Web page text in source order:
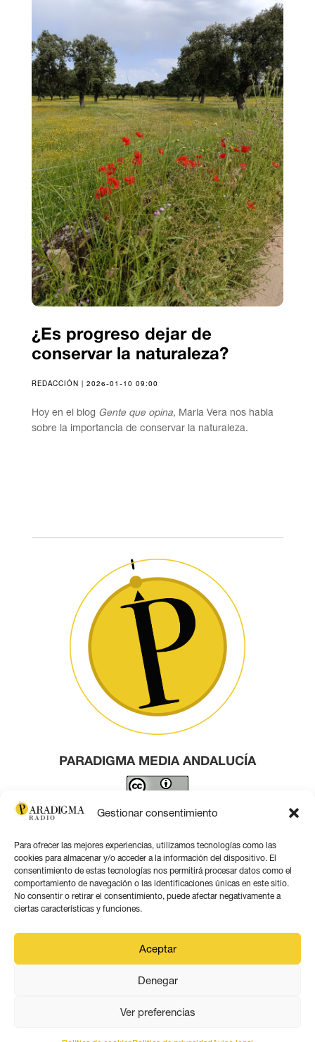
Gestionar consentimiento
Para ofrecer las mejores experiencias, utilizamos tecnologías como las
cookies para almacenar y/o acceder a la información del dispositivo. El
consentimiento de estas tecnologías nos permitirá procesar datos como el
comportamiento de navegación o las identificaciones únicas en este sitio.
No consentir o retirar el consentimiento, puede afectar negativamente a
ciertas características y funciones.
Aceptar
Denegar
Ver preferencias
¿Es progreso dejar de
conservar la naturaleza?
REDACCIÓN | 2026-01-10 09:00
Hoy en el blog Gente que opina, María Vera nos habla
sobre la importancia de conservar la naturaleza.
PARADIGMA MEDIA ANDALUCÍA
Este obra está bajo una licencia de Creative Commons
Contacto por correo
Aviso legal
Política de privacidad